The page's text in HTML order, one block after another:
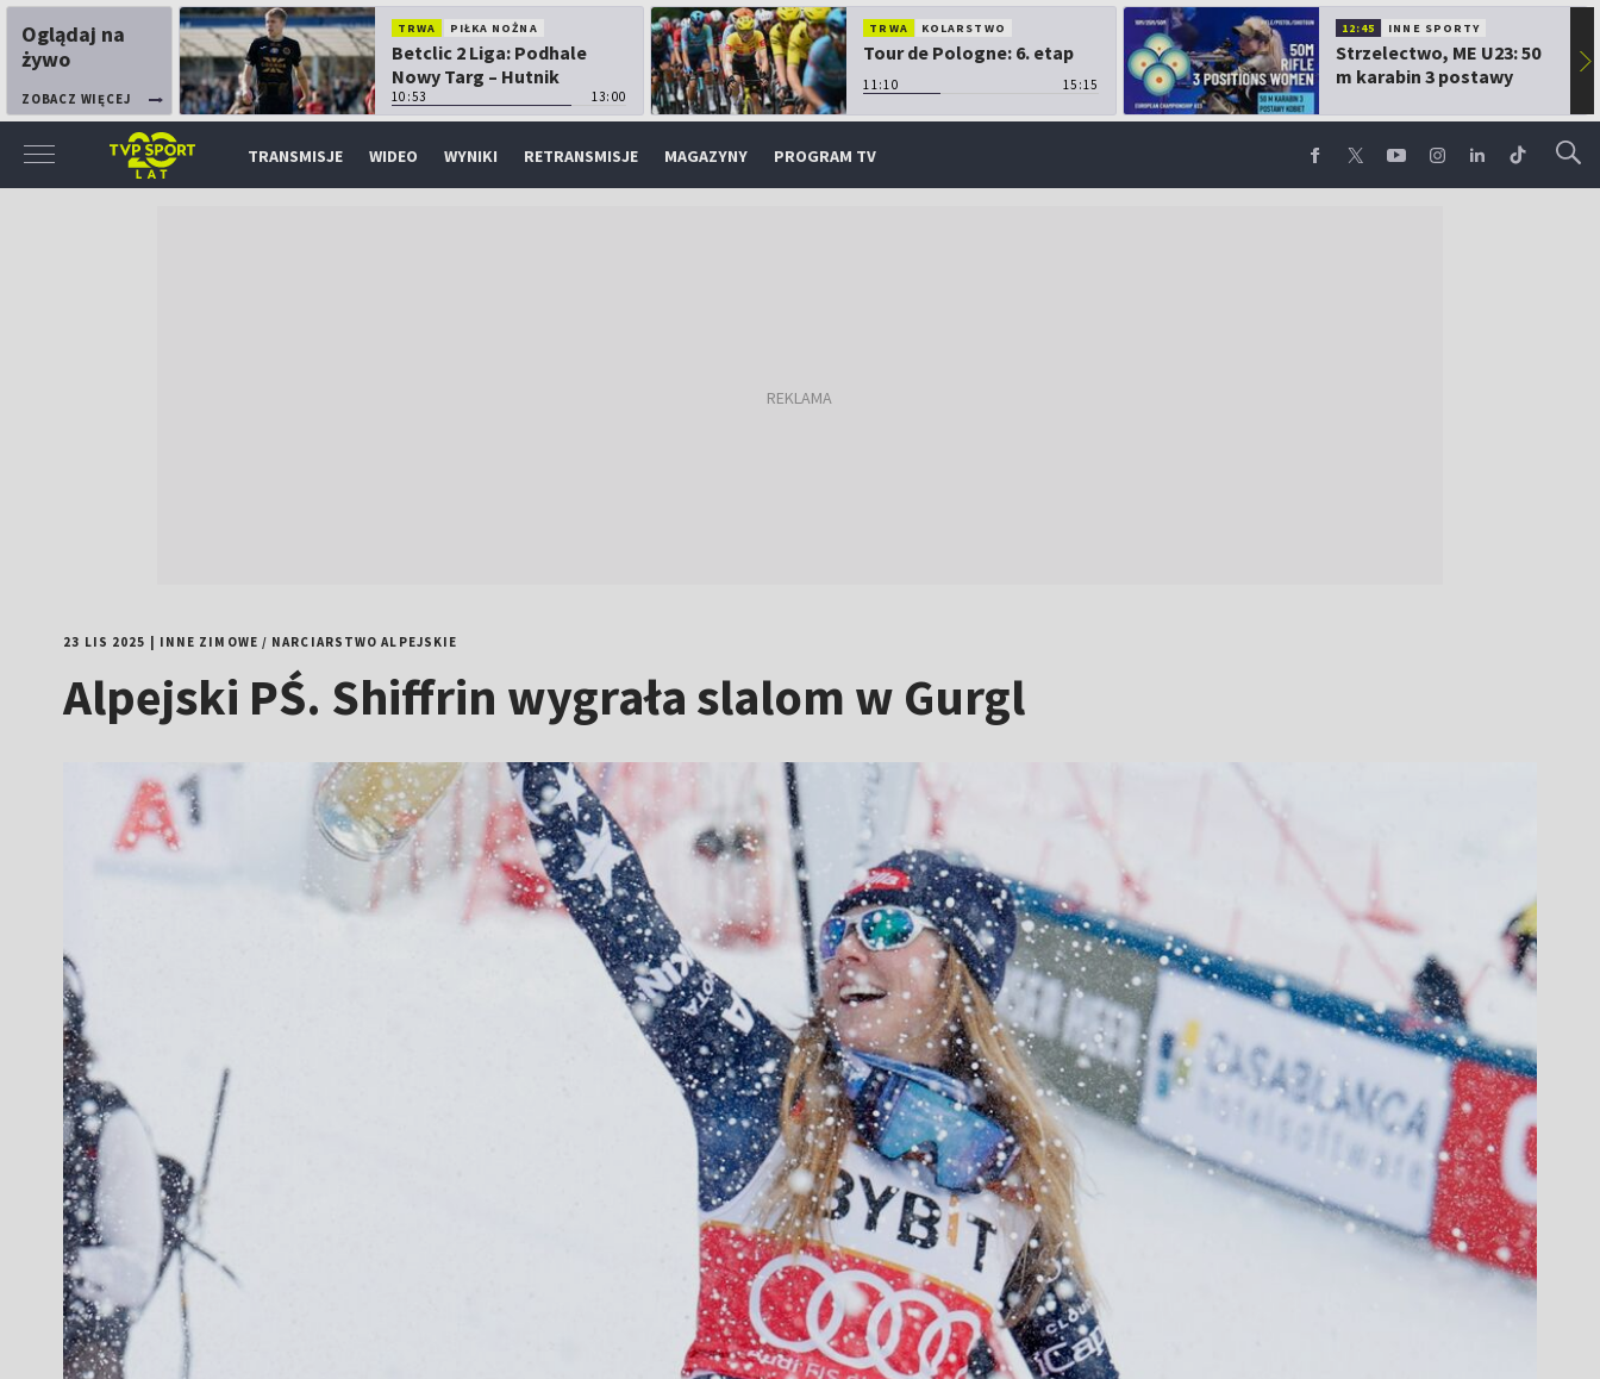
Oglądaj na
żywo
ZOBACZ WIĘCEJ
TRWA PIŁKA NOŻNA
Betclic 2 Liga: Podhale
Nowy Targ – Hutnik
Kraków
10:53 13:00
TRWA KOLARSTWO
Tour de Pologne: 6. etap
11:10 15:15
12:45 INNE SPORTY
Strzelectwo, ME U23: 50
m karabin 3 postawy
▶
TRANSMISJE WIDEO WYNIKI RETRANSMISJE MAGAZYNY PROGRAM TV
23 LIS 2025 INNE ZIMOWE / NARCIARSTWO ALPEJSKIE
Alpejski PŚ. Shiffrin wygrała slalom w Gurgl